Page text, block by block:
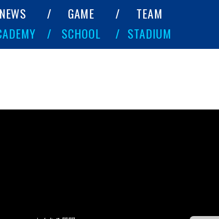
GAME
TEAM
SCHOOL STADIUM